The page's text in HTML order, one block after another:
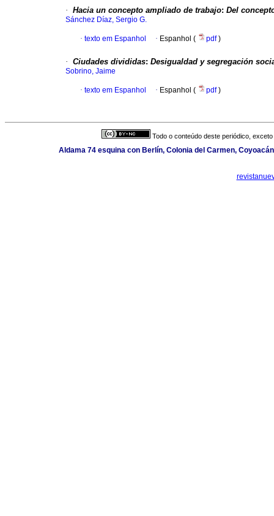
· Hacia un concepto ampliado de trabajo: Del
Sánchez Díaz, Sergio G.
· texto em Espanhol · Espanhol ( pdf)
· Ciudades divididas: Desigualdad y segregación
Sobrino, Jaime
· texto em Espanhol · Espanhol ( pdf)
Todo o conteúdo deste periódico,
Aldama 74 esquina con Berlín, Colonia del Carmen,